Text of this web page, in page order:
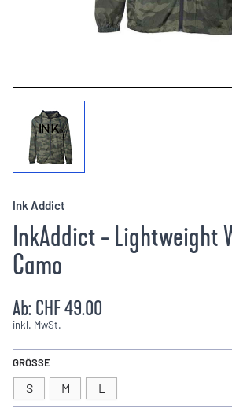
Ink Addict
InkAddict - Lightweight
Camo
Ab:CHF 49.00
inkl. MwSt.
GRÖSSE
S M L